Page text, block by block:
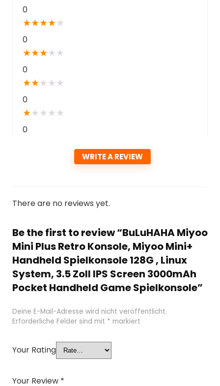
0
★★★★★
0
★★★★ ★
0
★★★ ★ ★
0
★★ ★ ★ ★
0
WRITE A REVIEW
There are no reviews yet.
Be the first to review “BuLuHAHA Miyoo
Mini Plus Retro Konsole, Miyoo Mini+
Handheld Spielkonsole 128G , Linux
System, 3.5 Zoll IPS Screen 3000mAh
Pocket Handheld Game Spielkonsole”
Deine E-Mail-Adresse wird nicht veröffentlicht.
Erforderliche Felder sind mit * markiert
Your Rating
Your Review *